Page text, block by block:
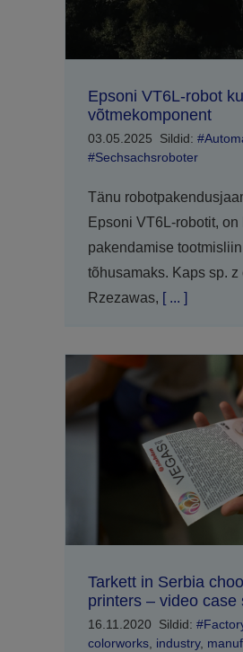
Epsoni VT6L-robot
võtmekomponent
03.05.2025 Sildid:
#Sechsachsroboter
Tänu
Epsoni VT6L-robotit,
pakendamise
tõhusamaks. Kaps sp. z
Rzezawas, [ ... ]
Tarkett in Serbia
printers – video case
16.11.2020 Sildid:
colorworks, industry,